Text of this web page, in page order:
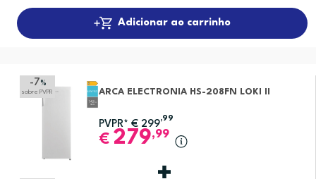
Adicionar ao carrinho
-7 %
sobre PVPR ARCA ELECTRONIA HS-208FN LOKI II
PVPR* € 299
,99
€ 279,99